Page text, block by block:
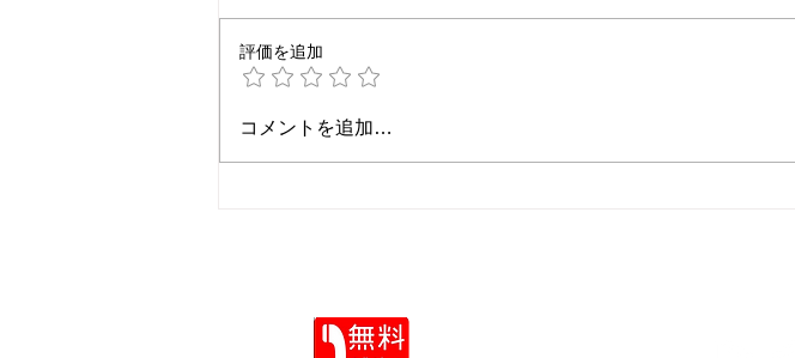
常識が違う、キントーン界隈
評価を追加
コメントを追加…